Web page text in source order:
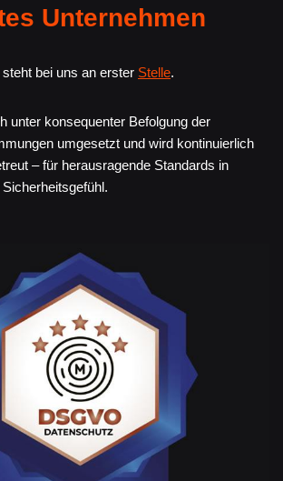
Unternehmen
bei uns an erster Stelle.
unter konsequenter Befolgung der
umgesetzt und wird kontinuierlich
– für herausragende Standards in